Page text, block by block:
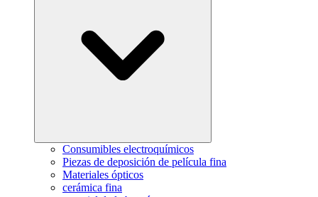
Consumibles electroquímicos
Piezas de deposición de película fina
Materiales ópticos
cerámica fina